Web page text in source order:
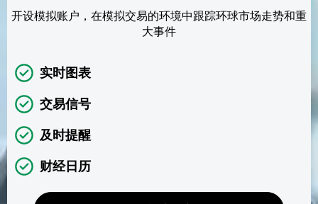
开设模拟账户，在模拟交易的环境中跟踪环球市场走势和重
大事件
实时图表
交易信号
及时提醒
财经日历